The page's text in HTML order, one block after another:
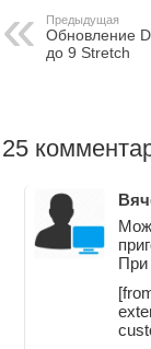
Предыдущая
Обновление
до 9 Stretch
25
При